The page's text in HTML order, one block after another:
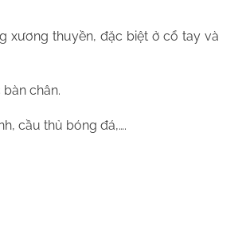
xương thuyền, đặc biệt ở cổ tay và
chân.
cầu thủ bóng đá,….